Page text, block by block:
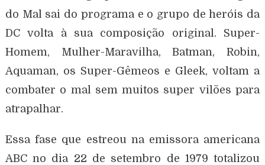
do Mal sai do programa e o grupo de heróis da
DC volta à sua composição original. Super-
Homem, Mulher-Maravilha, Batman, Robin,
Aquaman, os Super-Gêmeos e Gleek, voltam a
combater o mal sem muitos super vilões para
atrapalhar.
Essa fase que estreou na emissora americana
ABC no dia 22 de setembro de 1979 totalizou